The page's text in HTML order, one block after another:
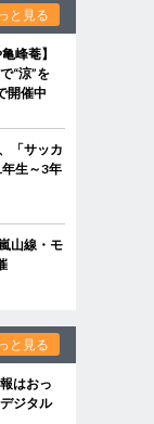
と見る
峰菴】
“涼”を
開催中
「サッカ
生～3年
山線・モ
と見る
はおっ
ジタル